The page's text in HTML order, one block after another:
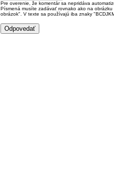
Pre overenie, že komentár sa nepridáva
Písmená musíte zadávať rovnako ako na
obrázok". V texte sa používajú iba znaky